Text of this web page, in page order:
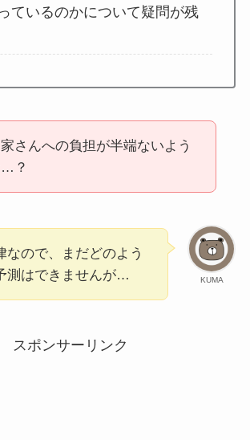
ているのかについて疑問が残
さんへの負担が半端ないよう
？
KUMA
なので、まだどのよう
測はできませんが…
スポンサーリンク